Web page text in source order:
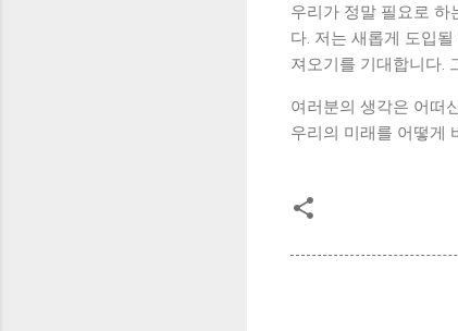
우리가 정말 필요로 하
다. 저는 새롭게 도입
져오기를 기대합니다.
여러분의 생각은 어떠
우리의 미래를 어떻게